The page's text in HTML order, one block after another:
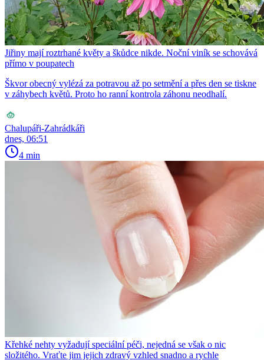
Jiřiny mají roztrhané květy a škůdce nikde. Noční viník se schovává
přímo v poupatech
Škvor obecný vylézá za potravou až po setmění a přes den se tiskne
v záhybech květů. Proto ho ranní kontrola záhonu neodhalí.
Chalupáři-Zahrádkáři
dnes, 06:51
4 min
Křehké nehty vyžadují speciální péči, nejedná se však o nic
složitého. Vraťte jim jejich zdravý vzhled snadno a rychle